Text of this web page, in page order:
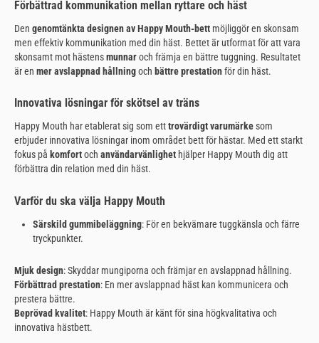
Förbättrad kommunikation mellan ryttare och häst
Den genomtänkta designen av Happy Mouth-bett möjliggör en skonsam
men effektiv kommunikation med din häst. Bettet är utformat för att vara
skonsamt mot hästensmunnaroch främja en bättre tuggning. Resultatet
är en mer avslappnad hållningoch bättre prestationför din häst.
Innovativa lösningar för skötsel av träns
Happy Mouth har etablerat sig som etttrovärdigt varumärkesom
erbjuder innovativa lösningar inom området bett för hästar. Med ett starkt
fokus på komfortoch användarvänlighet hjälper Happy Mouth dig att
förbättra din relation med din häst.
Varför du ska välja Happy Mouth
Särskild gummibeläggning: För en bekvämare tuggkänsla och färre
tryckpunkter.
Mjuk design: Skyddar mungiporna och främjar en avslappnad hållning.
Förbättrad prestation: En mer avslappnad häst kan kommunicera och
prestera bättre.
Beprövad kvalitet: Happy Mouth är känt för sina högkvalitativa och
innovativa hästbett.